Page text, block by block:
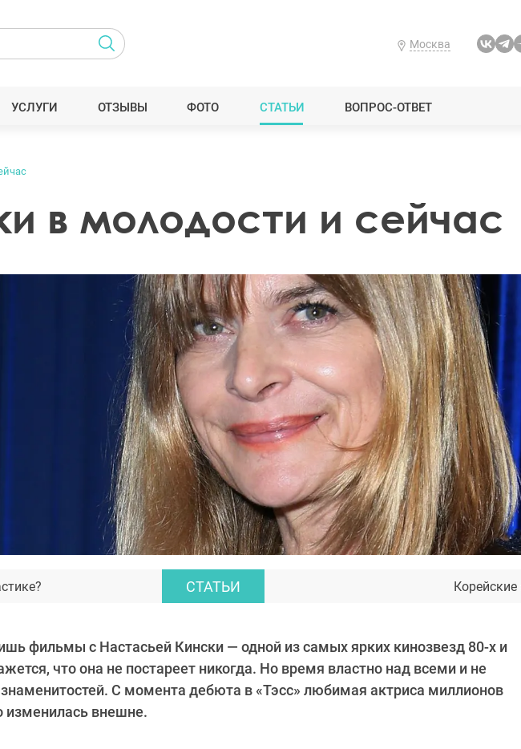
Москва
УСЛУГИ ОТЗЫВЫ ФОТО СТАТЬИ ВОПРОС-ОТВЕТ
в молодости и сейчас
СТАТЬИ
фильмы с Настасьей Кински — одной из самых ярких кинозвезд 80-х и
что она не постареет никогда. Но время властно над всеми и не
С момента дебюта в «Тэсс» любимая актриса миллионов
изменилась внешне.